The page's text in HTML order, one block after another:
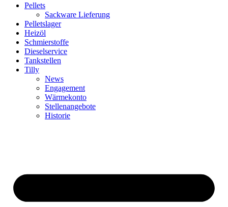
Pellets
Sackware Lieferung
Pelletslager
Heizöl
Schmierstoffe
Dieselservice
Tankstellen
Tilly
News
Engagement
Wärmekonto
Stellenangebote
Historie